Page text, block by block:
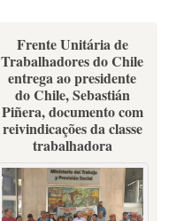
Frente Unitária de
Trabalhadores do Chile
entrega ao presidente
do Chile, Sebastián
Piñera, documento com
reivindicações da classe
trabalhadora